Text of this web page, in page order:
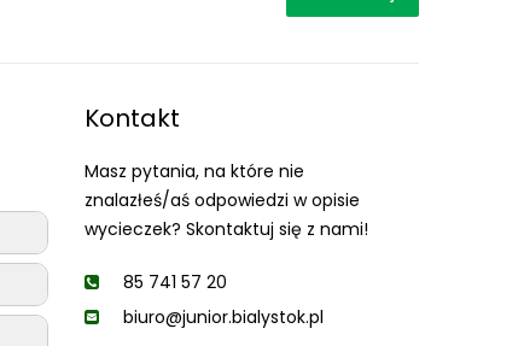
Kontakt
Masz pytania, na które nie
znalazłeś/aś odpowiedzi w opisie
wycieczek? Skontaktuj się z nami!
85 741 57 20
biuro@junior.bialystok.pl